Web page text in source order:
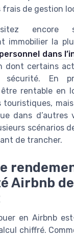
frais de gestion
encore
immobilier la
dans
dont certains
sécurité. En
rentable en
touristiques,
dans d’autres
scénarios
de trancher.
Airbnb
en Airbnb
chiffré.